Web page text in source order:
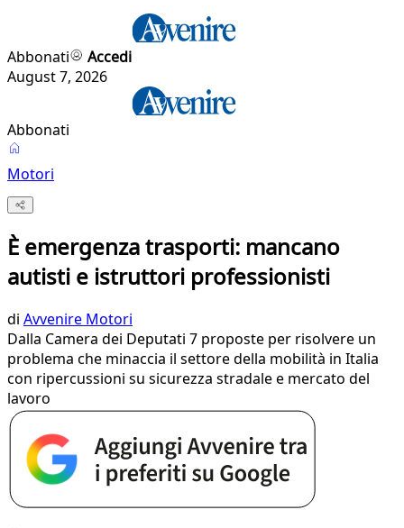
Abbonati
Accedi
August 7, 2026
Abbonati
Motori
È emergenza trasporti: mancano
autisti e istruttori professionisti
di Avvenire Motori
Dalla Camera dei Deputati 7 proposte per risolvere un
problema che minaccia il settore della mobilità in Italia
con ripercussioni su sicurezza stradale e mercato del
lavoro